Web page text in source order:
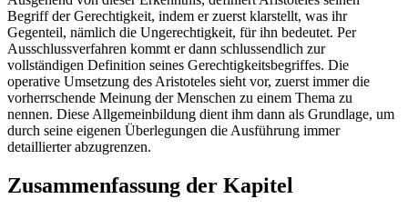
Begriff der Gerechtigkeit, indem er zuerst klarstellt, was ihr
Gegenteil, nämlich die Ungerechtigkeit, für ihn bedeutet. Per
Ausschlussverfahren kommt er dann schlussendlich zur
vollständigen Definition seines Gerechtigkeitsbegriffes. Die
operative Umsetzung des Aristoteles sieht vor, zuerst immer die
vorherrschende Meinung der Menschen zu einem Thema zu
nennen. Diese Allgemeinbildung dient ihm dann als Grundlage, um
durch seine eigenen Überlegungen die Ausführung immer
detaillierter abzugrenzen.
Zusammenfassung der Kapitel